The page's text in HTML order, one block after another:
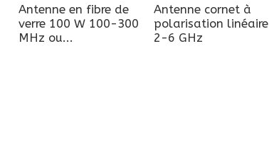
Antenne en fibre de
verre 100 W 100-300
MHz ou...
Antenne cornet à
polarisation linéaire
2-6 GHz